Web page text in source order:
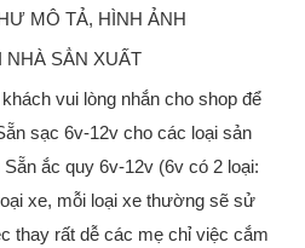
MÔ TẢ, HÌNH ẢNH
SẲN XUẤT
vui lòng nhắn cho shop để
sạc 6v-12v cho các loại sản
ắc quy 6v-12v (6v có 2 loại:
xe, mỗi loại xe thường sẽ sử
thay rất dễ các mẹ chỉ việc cắm